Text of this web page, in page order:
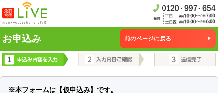
お申込み 前のページに戻る
※本フォームは【仮申込み】です。